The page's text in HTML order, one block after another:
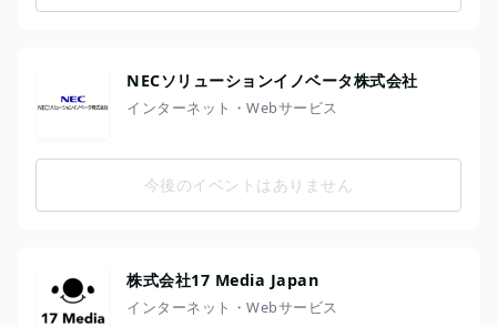
NECソリューションイノベータ株式会社
インターネット・Webサービス
今後のイベントはありません
株式会社17 Media Japan
インターネット・Webサービス